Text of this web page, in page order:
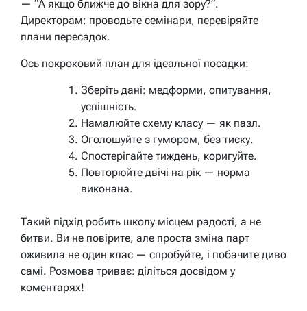
— “А якщо ближче до вікна для зору?”.
Директорам: проводьте семінари, перевіряйте
плани пересадок.
Ось покроковий план для ідеальної посадки:
Зберіть дані: медформи, опитування,
успішність.
Намалюйте схему класу — як пазл.
Оголошуйте з гумором, без тиску.
Спостерігайте тиждень, коригуйте.
Повторюйте двічі на рік — норма
виконана.
Такий підхід робить школу місцем радості, а не
битви. Ви не повірите, але проста зміна парт
оживила не один клас — спробуйте, і побачите диво
самі. Розмова триває: діліться досвідом у
коментарях!